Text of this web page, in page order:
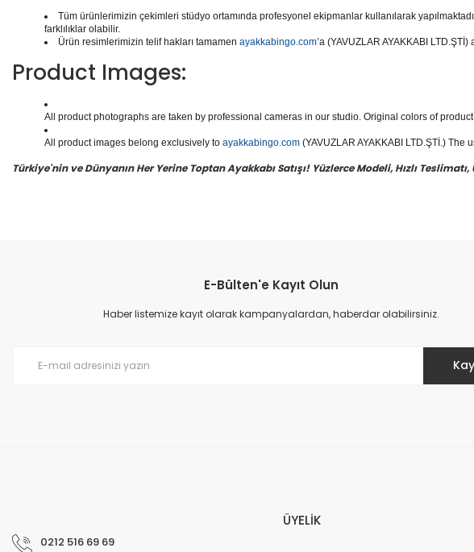
1 seri içinde8çift ayakkabı bulunur. Toptan Kadın/Bayan Ayakkabı
r, Abiyeler, Babetler, Kaliteli Deri Ayakkabılar, Günlük Deri Ayakkabılar,
ar, Botlar ve daha binlerce model kadın/bayan ayakkabısı mevcuttur.
Yüzlerce modeli, hızlı teslimatı, uygun
en doğru adresi Yavuzlar Ayakkabı!
Tüm ürünlerimizin çekimleri stüdyo ortamında profesyonel ekipmanlar kullanılarak
farklılıklar olabilir.
Ürün resimlerimizin telif hakları tamamen ayakkabingo.com’a (YAVUZLAR AYAKKABI LTD.ŞTİ)
Product Images:
All product photographs are taken by professional cameras in our studio. Original colors of
All product images belong exclusively to ayakkabingo.com (YAVUZLAR AYAKKABI LTD.ŞTİ.)
Türkiye'nin ve Dünyanın Her Yerine Toptan Ayakkabı Satışı! Yüzlerce Modeli, Hızlı
E-Bülten'e Kayıt Olun
Haber listemize kayıt olarak kampanyalardan, haberdar olabilirsiniz.
0212 516 69 69
ÜYELİK